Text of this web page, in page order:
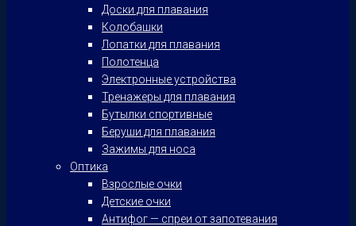
Доски для плавания
Колобашки
Лопатки для плавания
Полотенца
Электронные устройства
Тренажеры для плавания
Бутылки спортивные
Беруши для плавания
Зажимы для носа
Оптика
Взрослые очки
Детские очки
Антифог — спреи от запотевания